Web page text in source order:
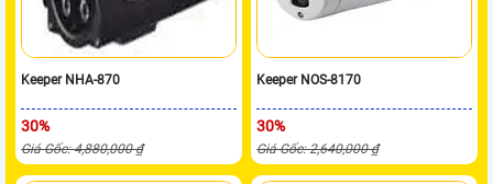
Keeper NHA-870
30%
Giá Gốc: 4,880,000 ₫
Keeper NOS-8170
30%
Giá Gốc: 2,640,000 ₫